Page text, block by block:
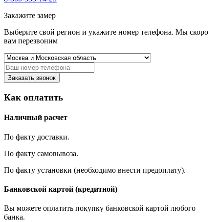
Закажите замер
Выберите свой регион и укажите номер телефона. Мы скоро
вам перезвоним
Заказать звонок
Как оплатить
Наличный расчет
По факту доставки.
По факту самовывоза.
По факту установки (необходимо внести предоплату).
Банковской картой (кредитной)
Вы можете оплатить покупку банковской картой любого
банка.